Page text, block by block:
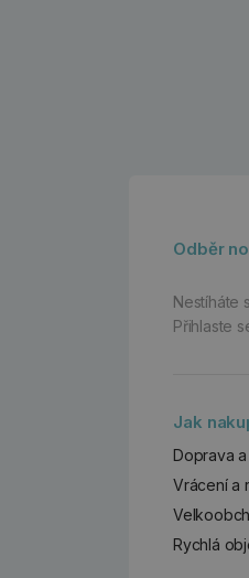
Odběr
Nestíháte
Přihlaste
Jak
Doprava
Vrácení a
Rychlá